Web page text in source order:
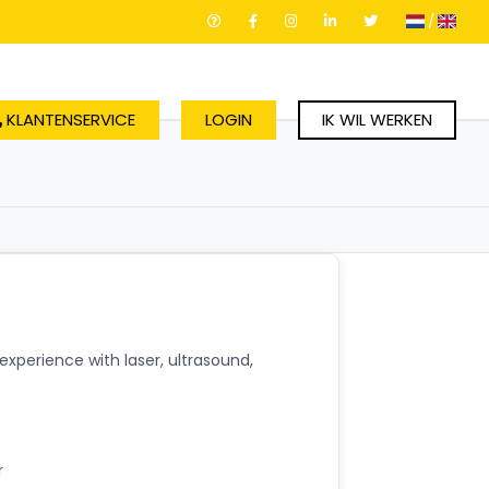
/
KLANTENSERVICE LOGIN IK WIL WERKEN
with laser, ultrasound,